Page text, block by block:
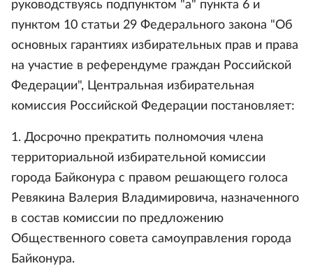
руководствуясь подпунктом "а" пункта 6 и
пунктом 10 статьи 29 Федерального закона "Об
основных гарантиях избирательных прав и права
на участие в референдуме граждан Российской
Федерации", Центральная избирательная
комиссия Российской Федерации постановляет:
1. Досрочно прекратить полномочия члена
территориальной избирательной комиссии
города Байконура с правом решающего голоса
Ревякина Валерия Владимировича, назначенного
в состав комиссии по предложению
Общественного совета самоуправления города
Байконура.